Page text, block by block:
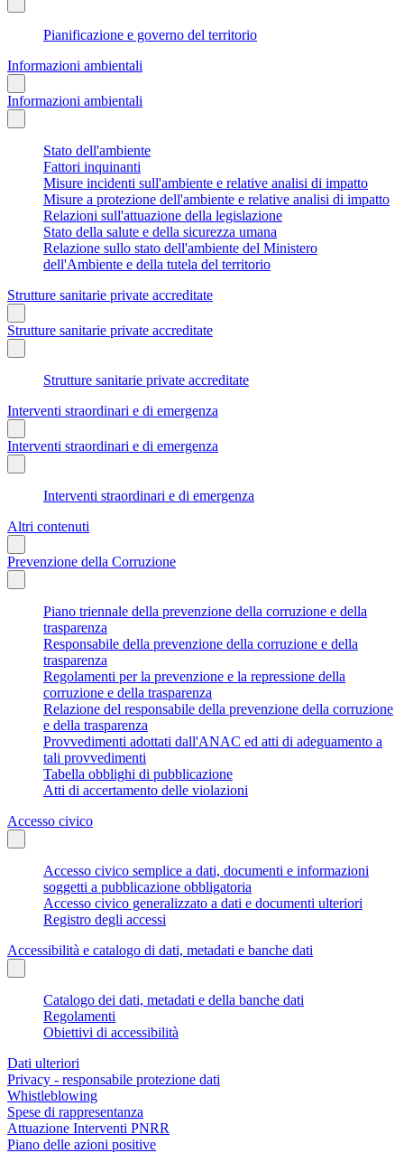
Pianificazione e governo del territorio
Informazioni ambientali
Informazioni ambientali
Stato dell'ambiente
Fattori inquinanti
Misure incidenti sull'ambiente e relative analisi di impatto
Misure a protezione dell'ambiente e relative analisi di impatto
Relazioni sull'attuazione della legislazione
Stato della salute e della sicurezza umana
Relazione sullo stato dell'ambiente del Ministero
dell'Ambiente e della tutela del territorio
Strutture sanitarie private accreditate
Strutture sanitarie private accreditate
Strutture sanitarie private accreditate
Interventi straordinari e di emergenza
Interventi straordinari e di emergenza
Interventi straordinari e di emergenza
Altri contenuti
Prevenzione della Corruzione
Piano triennale della prevenzione della corruzione e della
trasparenza
Responsabile della prevenzione della corruzione e della
trasparenza
Regolamenti per la prevenzione e la repressione della
corruzione e della trasparenza
Relazione del responsabile della prevenzione della corruzione
e della trasparenza
Provvedimenti adottati dall'ANAC ed atti di adeguamento a
tali provvedimenti
Tabella obblighi di pubblicazione
Atti di accertamento delle violazioni
Accesso civico
Accesso civico semplice a dati, documenti e informazioni
soggetti a pubblicazione obbligatoria
Accesso civico generalizzato a dati e documenti ulteriori
Registro degli accessi
Accessibilità e catalogo di dati, metadati e banche dati
Catalogo dei dati, metadati e della banche dati
Regolamenti
Obiettivi di accessibilità
Dati ulteriori
Privacy - responsabile protezione dati
Whistleblowing
Spese di rappresentanza
Attuazione Interventi PNRR
Piano delle azioni positive